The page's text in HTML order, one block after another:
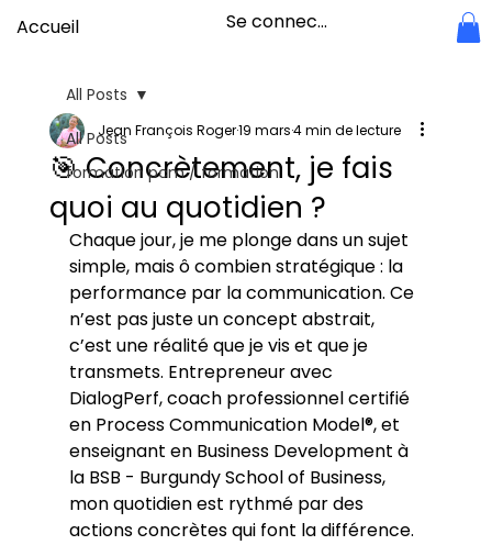
Accueil Se connecter
All Posts
formation pcm / formation
All Posts
🎯 Concrètement, je fais
quoi au quotidien ?
Jean François Roger19 mars4 min de lecture
Chaque jour, je me plonge dans un sujet
simple, mais ô combien stratégique : la
performance par la communication. Ce
n’est pas juste un concept abstrait,
c’est une réalité que je vis et que je
transmets. Entrepreneur avec
DialogPerf, coach professionnel certifié
en Process Communication Model®, et
enseignant en Business Development à
la BSB - Burgundy School of Business,
mon quotidien est rythmé par des
actions concrètes qui font la différence.